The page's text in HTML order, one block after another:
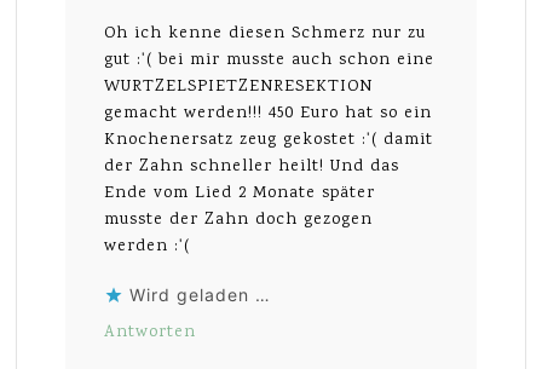
Oh ich kenne diesen Schmerz nur zu
gut :'( bei mir musste auch schon eine
WURTZELSPIETZENRESEKTION
gemacht werden!!! 450 Euro hat so ein
Knochenersatz zeug gekostet :'( damit
der Zahn schneller heilt! Und das
Ende vom Lied 2 Monate später
musste der Zahn doch gezogen
werden :'(
Wird geladen …
Antworten